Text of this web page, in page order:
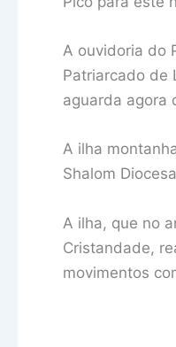
A ouvidoria do
Patriarcado de
aguarda agora
A ilha
Shalom
A ilha, que no
Cristandade,
movimentos